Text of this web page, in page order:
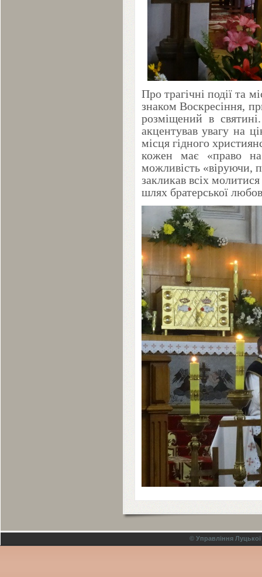
Про трагічні події та
знаком Воскресіння,
розміщений в
акцентував увагу на
місця гідного
кожен має «право
можливість «віруючи,
закликав всіх
шлях братерської
© Управління Луцької